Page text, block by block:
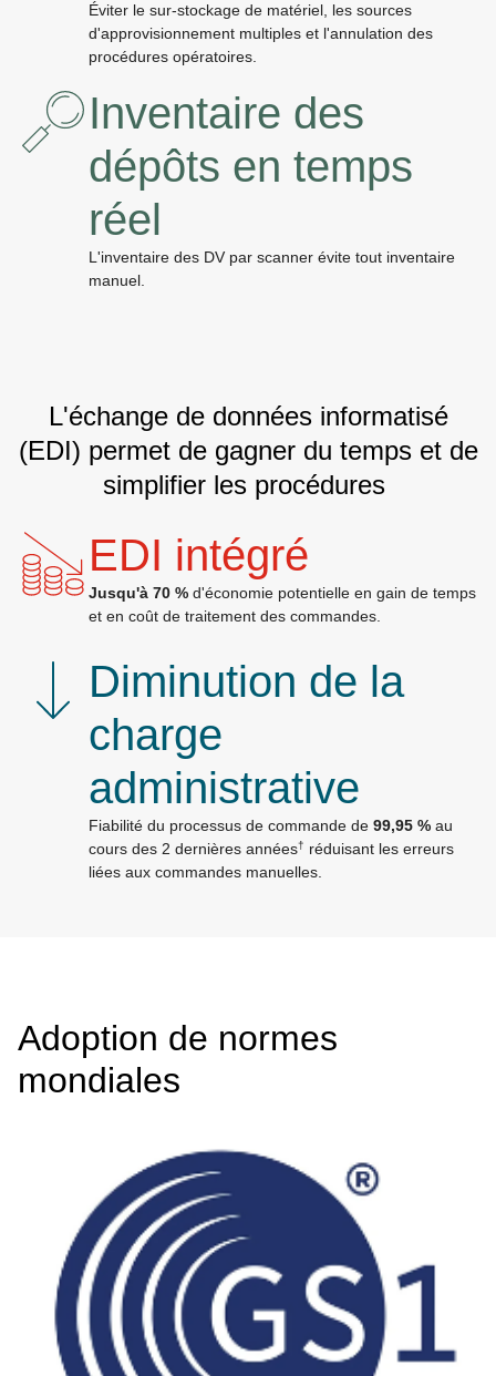
Éviter le sur-stockage de matériel, les sources
d'approvisionnement multiples et l'annulation des
procédures opératoires.
Inventaire des
dépôts en temps
réel
L'inventaire des DV par scanner évite tout inventaire
manuel.
L'échange de données informatisé
(EDI) permet de gagner du temps et de
simplifier les procédures
EDI intégré
Jusqu'à 70 % d'économie potentielle en gain de temps
et en coût de traitement des commandes.
Diminution de la
charge
administrative
Fiabilité du processus de commande de 99,95 % au
cours des 2 dernières années† réduisant les erreurs
liées aux commandes manuelles.
Adoption de normes
mondiales